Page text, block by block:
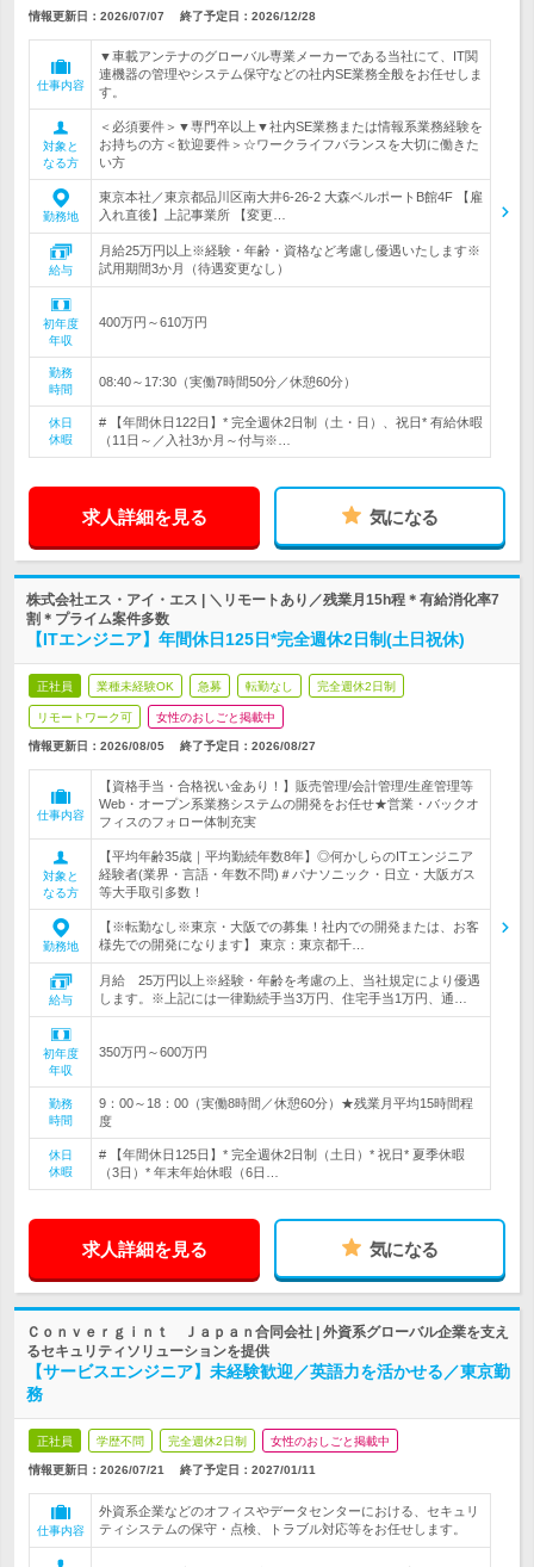
情報更新日：2026/07/07 終了予定日： 2026/12/28
仕事内容
▼車載アンテナのグローバル専業メーカーである当社にて、IT関
連機器の管理やシステム保守などの社内SE業務全般をお任せしま
す。
対象と
なる方
＜必須要件＞▼専門卒以上▼社内SE業務または情報系業務経験を
お持ちの方＜歓迎要件＞☆ワークライフバランスを大切に働きた
い方
勤務地
東京本社／東京都品川区南大井6-26-2 大森ベルポートB館4F 【雇
入れ直後】上記事業所 【変更…
給与
月給25万円以上※経験・年齢・資格など考慮し優遇いたします※
試用期間3か月（待遇変更なし）
初年度
年収
400万円～610万円
勤務
時間
08:40～17:30（実働7時間50分／休憩60分）
休日
休暇
# 【年間休日122日】* 完全週休2日制（土・日）、祝日* 有給休暇
（11日～／入社3か月～付与※…
求人詳細を見る 気になる
株式会社エス・アイ・エス | ＼リモートあり／残業月15h程＊有給消化率7
割＊プライム案件多数
【ITエンジニア】年間休日125日*完全週休2日制(土日祝休)
正社員 業種未経験OK 急募 転勤なし 完全週休2日制
リモートワーク可 女性のおしごと掲載中
情報更新日：2026/08/05 終了予定日： 2026/08/27
仕事内容
【資格手当・合格祝い金あり！】販売管理/会計管理/生産管理等
Web・オープン系業務システムの開発をお任せ★営業・バックオ
フィスのフォロー体制充実
対象と
なる方
【平均年齢35歳｜平均勤続年数8年】◎何かしらのITエンジニア
経験者(業界・言語・年数不問)＃パナソニック・日立・大阪ガス
等大手取引多数！
勤務地
【※転勤なし※東京・大阪での募集！社内での開発または、お客
様先での開発になります】 東京：東京都千…
給与
月給 25万円以上※経験・年齢を考慮の上、当社規定により優遇
します。※上記には一律勤続手当3万円、住宅手当1万円、通…
初年度
年収
350万円～600万円
勤務
時間
9：00～18：00（実働8時間／休憩60分）★残業月平均15時間程
度
休日
休暇
# 【年間休日125日】* 完全週休2日制（土日）* 祝日* 夏季休暇
（3日）* 年末年始休暇（6日…
求人詳細を見る 気になる
Ｃｏｎｖｅｒｇｉｎｔ Ｊａｐａｎ合同会社 | 外資系グローバル企業を支え
るセキュリティソリューションを提供
【サービスエンジニア】未経験歓迎／英語力を活かせる／東京勤
務
正社員 学歴不問 完全週休2日制 女性のおしごと掲載中
情報更新日：2026/07/21 終了予定日： 2027/01/11
仕事内容
外資系企業などのオフィスやデータセンターにおける、セキュリ
ティシステムの保守・点検、トラブル対応等をお任せします。